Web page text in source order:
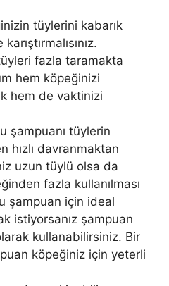
tüylerini kabarık
fazla taramakta
hem köpeğinizi
hem de vaktinizi
şampuanı tüylerin
hızlı davranmaktan
uzun tüylü olsa da
fazla kullanılması
şampuan için ideal
istiyorsanız şampuan
kullanabilirsiniz. Bir
köpeğiniz için yeterli